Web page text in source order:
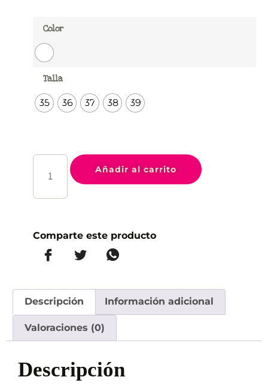
Color
Talla
35 36 37 38 39
Añadir al carrito
Comparte este producto
Descripción Información adicional
Valoraciones (0)
Descripción